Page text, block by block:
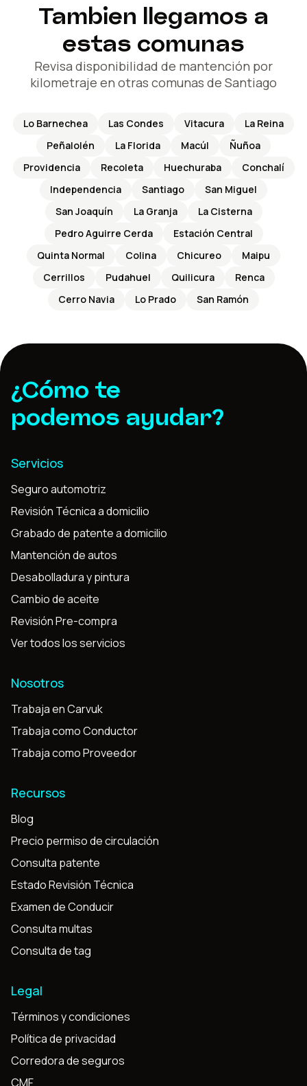
Tambien llegamos a
estas comunas
Revisa disponibilidad de mantención por
kilometraje en otras comunas de Santiago
Lo Barnechea Las Condes Vitacura
La Reina
Peñalolén
La Florida Macúl
Ñuñoa
Providencia
Recoleta Huechuraba
Conchalí
Independencia
Santiago
San Miguel
San Joaquín
La Granja
La Cisterna
Pedro Aguirre Cerda
Estación Central
Quinta Normal
Colina Chicureo
Maipu
Cerrillos
Pudahuel Quilicura
Renca
Cerro Navia
Lo Prado San Ramón
¿Cómo te
podemos ayudar?
Servicios
Seguro automotriz
Revisión Técnica a domicilio
Grabado de patente a domicilio
Mantención de autos
Desabolladura y pintura
Cambio de aceite
Revisión Pre-compra
Ver todos los servicios
Nosotros
Trabaja en Carvuk
Trabaja como Conductor
Trabaja como Proveedor
Recursos
Blog
Precio permiso de circulación
Consulta patente
Estado Revisión Técnica
Examen de Conducir
Consulta multas
Consulta de tag
Legal
Términos y condiciones
Política de privacidad
Corredora de seguros
CMF